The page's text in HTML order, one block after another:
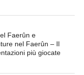
Faerûn e
nel Faerûn – Il
più giocate